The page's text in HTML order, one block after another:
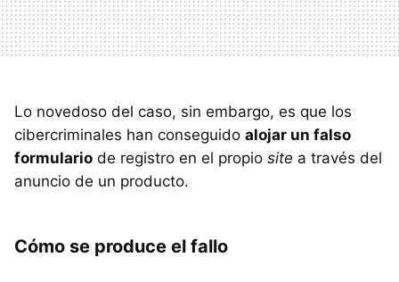
Lo novedoso del caso, sin embargo, es que los
cibercriminales han conseguido alojar un falso
formulario de registro en el propio site a través del
anuncio de un producto.
Cómo se produce el fallo